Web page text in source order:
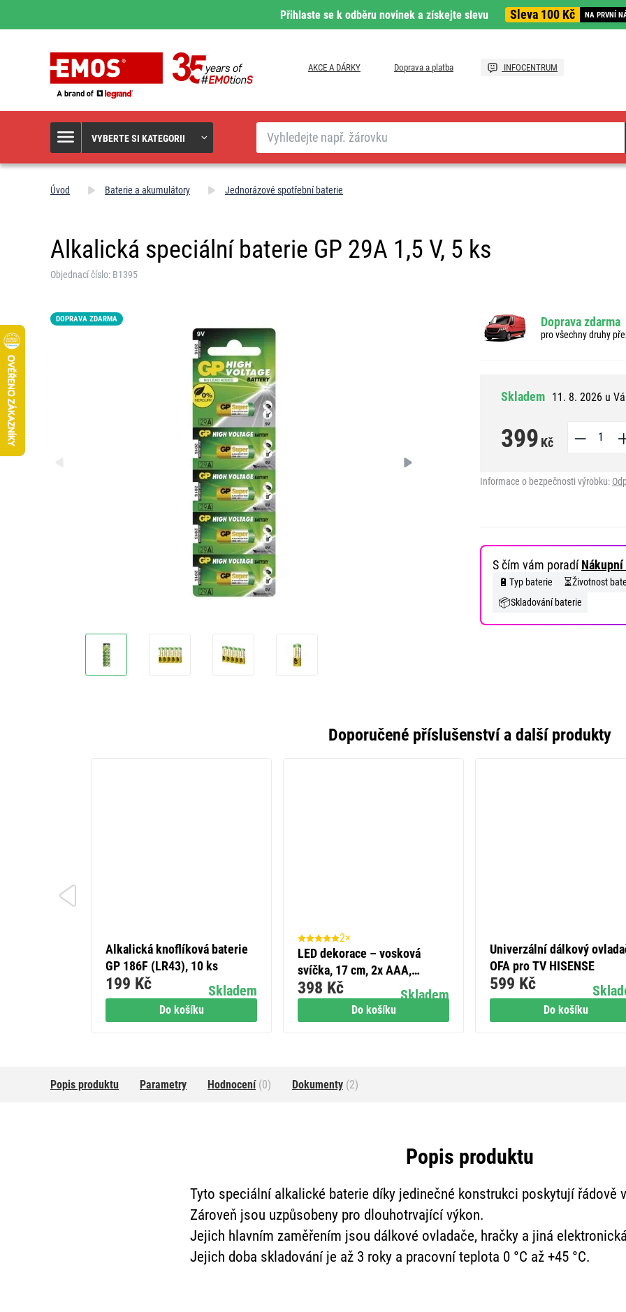
Přihlaste se k odběru novinek a získejte slevu Sleva 100 Kč NA PRVNÍ
AKCE A DÁRKY Doprava a platba INFOCENTRUM
VYBERTE SI KATEGORII
Hledat
Úvod Baterie a akumulátory Jednorázové spotřební baterie
Alkalická speciální baterie GP 29A 1,5 V, 5 ks
Objednací číslo: B1395
DOPRAVA ZDARMA Doprava zdarma
pro všechny druhy
Skladem 11. 8. 2026 u
399 Kč
Informace o bezpečnosti výrobku:
S čím vám poradí
🔋 Typ baterie ⏳Životnost
📦Skladování baterie
Doporučené příslušenství a další produkty
Do košíku
Alkalická knoflíková baterie
GP 186F (LR43), 10 ks
Skladem
199 Kč
Do košíku
2×
LED dekorace – vosková
svíčka, 17 cm, 2x AAA,
vnitřní, teplá bílá, 2 ks,
časovač
Skladem
398 Kč
Do košíku
Univerzální dálkový
OFA pro TV HISENSE
599 Kč
Popis produktu Parametry Hodnocení(0) Dokumenty (2)
Popis produktu
Tyto speciální alkalické baterie díky jedinečné konstrukci poskytují řádově
Zároveň jsou uzpůsobeny pro dlouhotrvající výkon.
Jejich hlavním zaměřením jsou dálkové ovladače, hračky a jiná
Jejich doba skladování je až 3 roky a pracovní teplota 0 °C až +45 °C.